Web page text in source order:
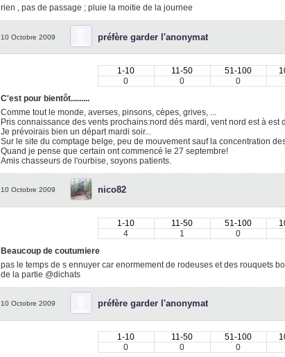
rien , pas de passage ; pluie la moitie de la journee
10 Octobre 2009 préfère garder l'anonymat
1-10 11-50 51-100
0
0 0
C'est pour bientôt.........
Comme tout le monde, averses, pinsons, cèpes, grives, ...
Pris connaissance des vents prochains:nord dés mardi, vent nord est à est
Je prévoirais bien un départ mardi soir...
Sur le site du comptage belge, peu de mouvement sauf la concentration
Quand je pense que certain ont commencé le 27 septembre!
Amis chasseurs de l'ourbise, soyons patients.
10 Octobre 2009 nico82
1-10 11-50 51-100
4
1 0
Beaucoup de coutumiere
pas le temps de s ennuyer car enormement de rodeuses et des rouquets
de la partie @dichats
10 Octobre 2009 préfère garder l'anonymat
1-10 11-50 51-100
0
0 0